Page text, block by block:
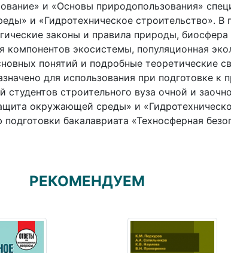
и «Основы природопользования»
и «Гидротехническое строительство».
законы и правила природы,
компонентов экосистемы, популяционная
понятий и подробные теоретические
для использования при подготовке к
студентов строительного вуза очной и
окружающей среды» и
бакалавриата «Техносферная
РЕКОМЕНДУЕМ